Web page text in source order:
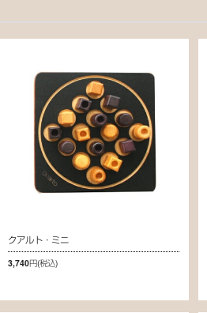
クアルト・ミニ
3,740円(税込)